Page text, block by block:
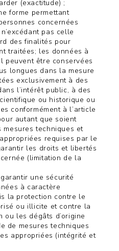
(exactitude) ;
forme permettant
concernées
pas celle
des finalités pour
traitées; les données à
peuvent être conservées
longues dans la mesure
exclusivement à des
l’intérêt public, à des
ou historique ou
conformément à l’article
autant que soient
techniques et
requises par le
les droits et libertés
(limitation de la
une sécurité
à caractère
la protection contre le
ou illicite et contre la
ou les dégâts d’origine
de mesures techniques
appropriées (intégrité et